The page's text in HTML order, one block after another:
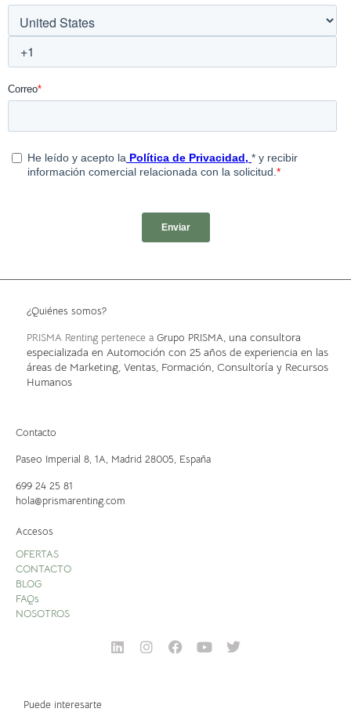
¿Quiénes somos?
PRISMA Renting pertenece a Grupo PRISMA, una consultora
especializada en Automoción con 25 años de experiencia en las
áreas de Marketing, Ventas, Formación, Consultoría y Recursos
Humanos
Contacto
Paseo Imperial 8, 1A, Madrid 28005, España
699 24 25 81
hola@prismarenting.com
Accesos
OFERTAS
CONTACTO
BLOG
FAQs
NOSOTROS
Puede interesarte